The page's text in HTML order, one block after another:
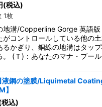
(税込)
1枚
地溝/Copperline Gorge 英語
がコントロールしている他の
るかぎり、銅線の地溝はタッ
。 (Ｔ)：あなたのマナ・プー
鋼の塗膜/Liquimetal
】
税込)